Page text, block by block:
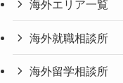
海外エリア一覧
海外就職相談所
海外留学相談所